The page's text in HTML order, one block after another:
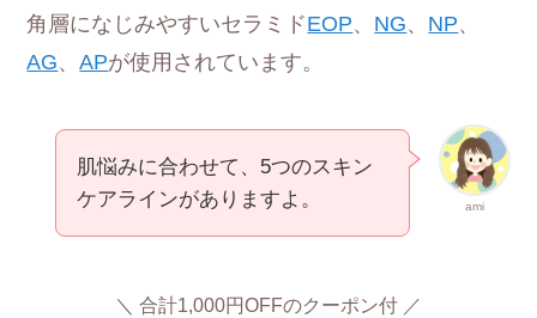
角層になじみやすいセラミドEOP、 NG、 NP、
AG、APが使用されています。
ami
肌悩みに合わせて、5つのスキン
ケアラインがありますよ。
＼ 合計1,000円OFFのクーポン付 ／